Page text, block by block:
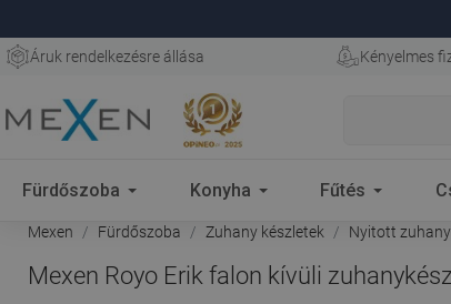
Áruk rendelkezésre állása Kényelmes
Fürdőszoba Konyha Fűtés
Mexen Fürdőszoba Zuhany készletek Nyitott
Mexen Royo Erik falon kívüli